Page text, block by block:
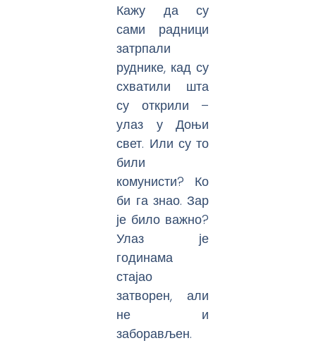
Кажу да су
сами радници
затрпали
руднике, кад су
схватили шта
су открили –
улаз у Доњи
свет. Или су то
били
комунисти? Ко
би га знао. Зар
је било важно?
Улаз је
годинама
стајао
затворен, али
не и
заборављен.